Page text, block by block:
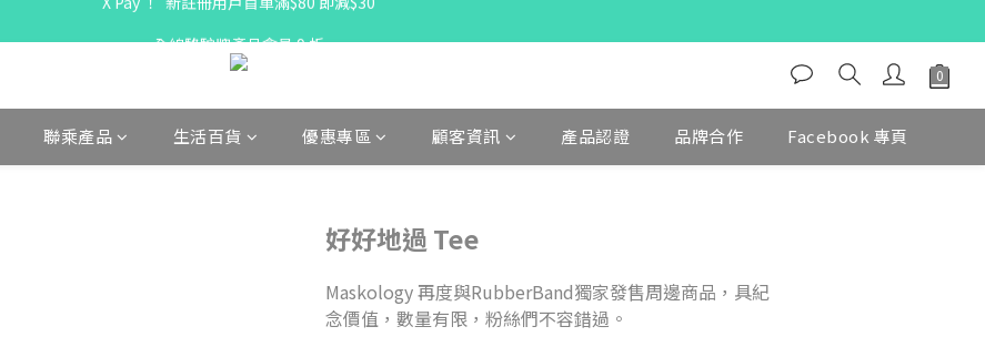
購物折實滿$300可享免運費
X Pay ！  新註冊用戶首單滿$80 即減$30
聯乘產品 生活百貨 優惠專區 顧客資訊 產品認證 品牌合作 Facebook 專頁
好好地過 Tee
Maskology 再度與RubberBand獨家發售周邊商品，具紀
念價值，數量有限，粉絲們不容錯過。